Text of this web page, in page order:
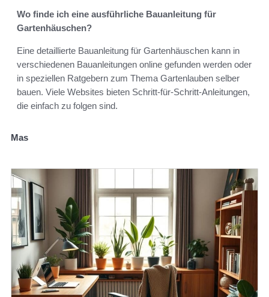
Wo finde ich eine ausführliche Bauanleitung für
Gartenhäuschen?
Eine detaillierte Bauanleitung für Gartenhäuschen kann in
verschiedenen Bauanleitungen online gefunden werden oder
in speziellen Ratgebern zum Thema Gartenlauben selber
bauen. Viele Websites bieten Schritt-für-Schritt-Anleitungen,
die einfach zu folgen sind.
Mas